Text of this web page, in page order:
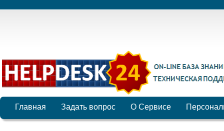
Главная Задать вопрос О Сервисе